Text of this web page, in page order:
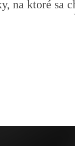
na ktoré sa